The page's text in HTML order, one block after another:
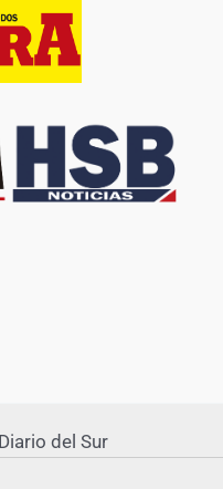
del Sur